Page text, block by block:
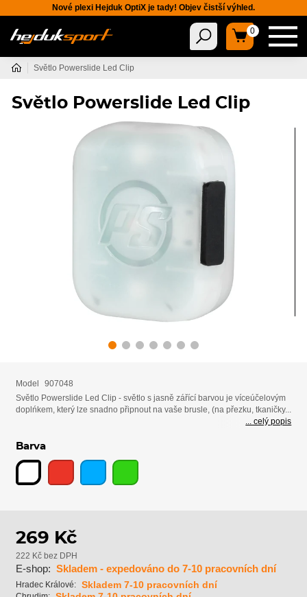
Nové plexi Hejduk OptiX je tady! Objev čistší výhled.
0
Světlo Powerslide Led Clip
Světlo Powerslide Led Clip
Model
907048
Světlo Powerslide Led Clip - světlo s jasně zářící barvou je víceúčelovým
doplńkem, který lze snadno připnout na vaše brusle, (na přezku, tkaničky...
... celý popis
Barva
269 Kč
222 Kč bez DPH
E-shop: Skladem - expedováno do 7-10 pracovních dní
Hradec Králové: Skladem 7-10 pracovních dní